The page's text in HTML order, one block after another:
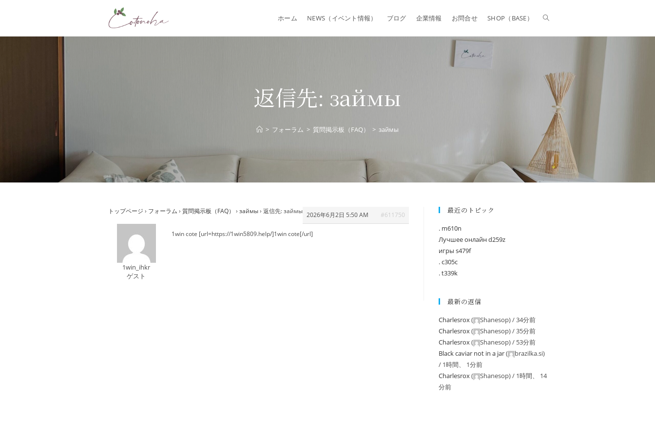
ホーム NEWS（イベント情報） ブログ 企業情報 お問合せ SHOP（BASE）
返信先: займы
> フォーラム > 質問掲示板（FAQ） > займы
トップページ › フォーラム › 質問掲示板（FAQ） › займы› 返信先: займы 2026年6月2日 5:50 AM #611750
1win_ihkr
ゲスト
1win cote [url=https://1win5809.help/]1win cote[/url]
最近のトピック
. m610n
Лучшее онлайн d259z
игры s479f
. c305c
. t339k
最新の返信
Charlesrox( Shanesop) /34分前
Charlesrox( Shanesop) /35分前
Charlesrox( Shanesop) / 53分前
Black caviar not in a jar( brazilka.si)
/ 1時間、 1分前
Charlesrox( Shanesop) / 1時間、 14
分前